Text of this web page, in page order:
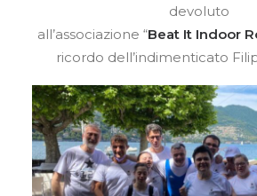
devoluto
all’associazione “Beat It Indoor
ricordo dell’indimenticato